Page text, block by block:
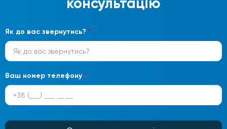
Як до вас звернутись? *
Ваш номер телефону *